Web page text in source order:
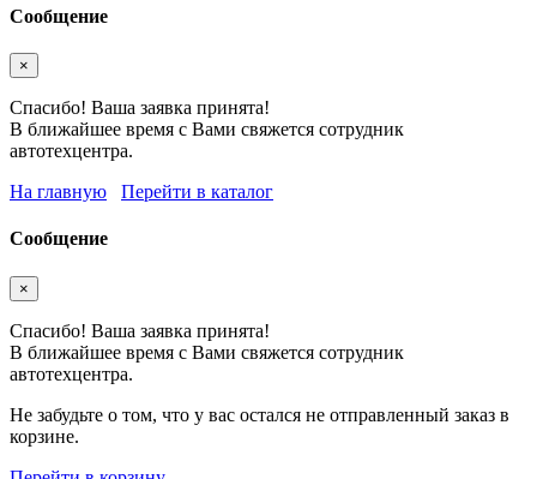
Сообщение
×
Спасибо! Ваша заявка принята!
В ближайшее время с Вами свяжется сотрудник
автотехцентра.
На главную
Перейти в каталог
Сообщение
×
Спасибо! Ваша заявка принята!
В ближайшее время с Вами свяжется сотрудник
автотехцентра.
Не забудьте о том, что у вас остался не отправленный заказ в
корзине.